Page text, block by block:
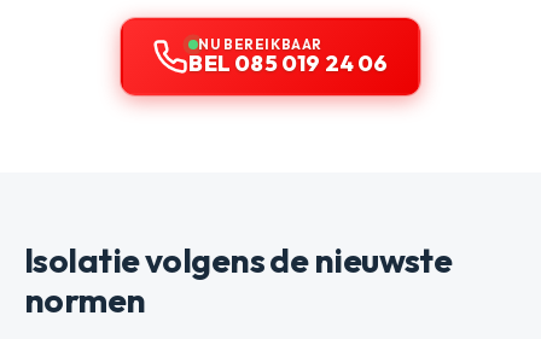
NU BEREIKBAAR
BEL 085 019 24 06
Isolatie volgens de nieuwste
normen